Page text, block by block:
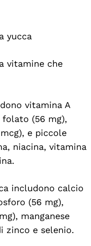
yucca
vitamine che
vitamina A
folato (56 mg),
e piccole
niacina, vitamina
includono calcio
(56 mg),
manganese
zinco e selenio.